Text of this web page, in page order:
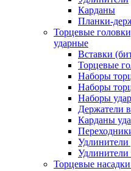
Карданы
Планки-
Торцевые
ударные
Вставки
Торцевые
Наборы
Наборы
Наборы
Держатели
Карданы
Удлинители
Торцевые